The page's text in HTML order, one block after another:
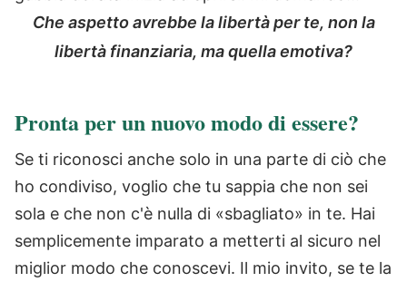
Che aspetto avrebbe la libertà per te, non la
libertà finanziaria, ma quella emotiva?
Pronta per un nuovo modo di essere?
Se ti riconosci anche solo in una parte di ciò che
ho condiviso, voglio che tu sappia che non sei
sola e che non c'è nulla di «sbagliato» in te. Hai
semplicemente imparato a metterti al sicuro nel
miglior modo che conoscevi. Il mio invito, se te la